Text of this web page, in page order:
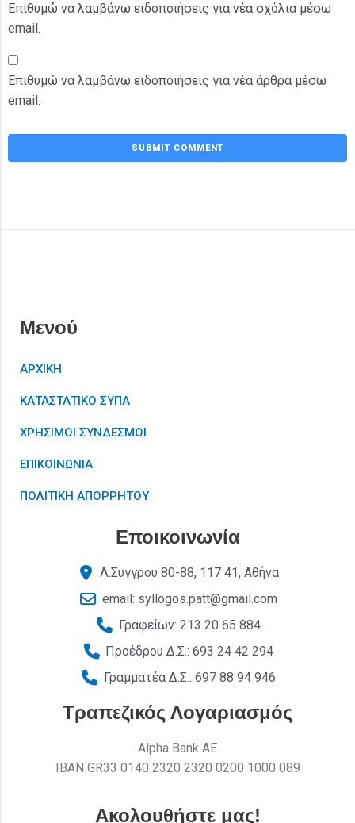
Επιθυμώ να λαμβάνω ειδοποιήσεις για νέα σχόλια μέσω
email.
Επιθυμώ να λαμβάνω ειδοποιήσεις για νέα άρθρα μέσω
email.
Μενού
ΑΡΧΙΚΗ
ΚΑΤΑΣΤΑΤΙΚΟ ΣΥΠΑ
ΧΡΗΣΙΜΟΙ ΣΥΝΔΕΣΜΟΙ
ΕΠΙΚΟΙΝΩΝΙΑ
ΠΟΛΙΤΙΚΗ ΑΠΟΡΡΗΤΟΥ
Εποικοινωνία
Λ.Συγγρου 80-88, 117 41, Αθήνα
email: syllogos.patt@gmail.com
Γραφείων: 213 20 65 884
Προέδρου Δ.Σ.: 693 24 42 294
Γραμματέα Δ.Σ.: 697 88 94 946
Τραπεζικός Λογαριασμός
Alpha Bank AE
ΙΒΑΝ GR33 0140 2320 2320 0200 1000 089
Ακολουθήστε μας!